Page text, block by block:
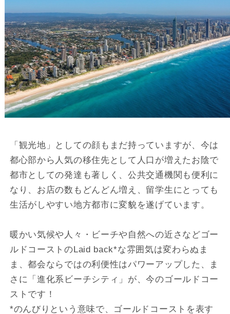
「観光地」としての顔もまだ持っていますが、今は
都心部から人気の移住先として人口が増えたお陰で
都市としての発達も著しく、公共交通機関も便利に
なり、お店の数もどんどん増え、留学生にとっても
生活がしやすい地方都市に変貌を遂げています。
暖かい気候や人々・ビーチや自然への近さなどゴー
ルドコーストのLaid back*な雰囲気は変わらぬま
ま、都会ならではの利便性はパワーアップした、ま
さに「進化系ビーチシティ」が、今のゴールドコー
ストです！
*のんびりという意味で、ゴールドコーストを表す